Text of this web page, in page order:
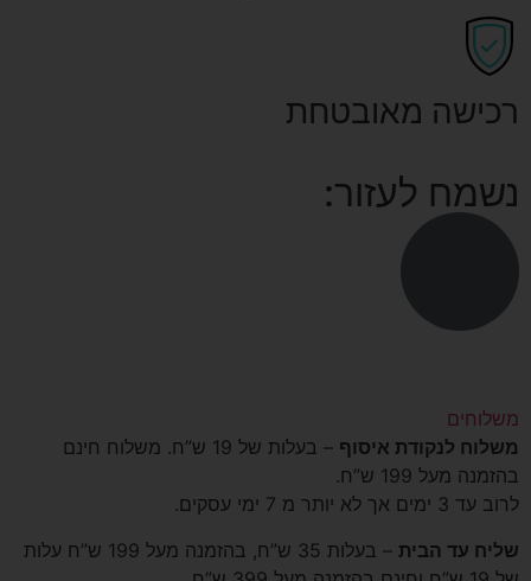
רכישה מאובטחת
נשמח לעזור:
משלוחים
משלוח לנקודת איסוף
– בעלות של 19 ש”ח. משלוח חינם
בהזמנה מעל 199 ש”ח.
לרוב עד 3 ימים אך לא יותר מ 7 ימי עסקים.
שליח עד הבית
– בעלות 35 ש”ח, בהזמנה מעל 199 ש”ח עלות